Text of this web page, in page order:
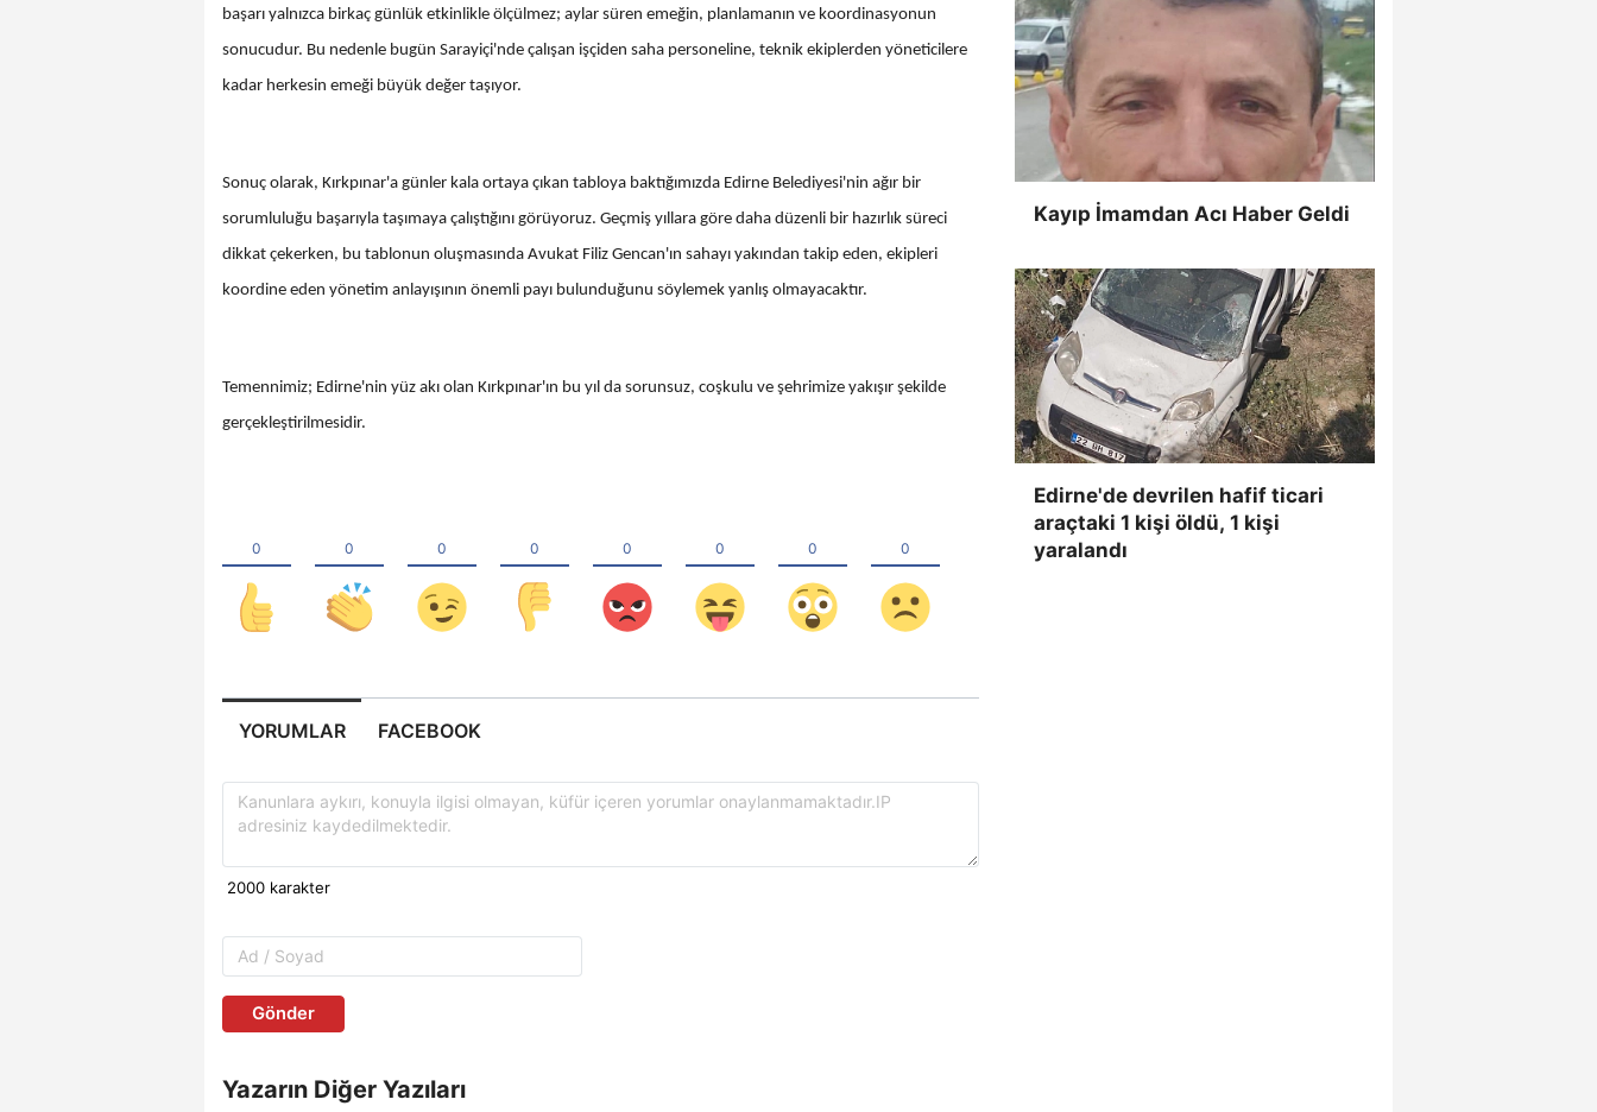
başarı yalnızca birkaç günlük etkinlikle ölçülmez; aylar süren emeğin, planlamanın ve koordinasyonun
sonucudur. Bu nedenle bugün Sarayiçi'nde çalışan işçiden saha personeline, teknik ekiplerden yöneticilere
kadar herkesin emeği büyük değer taşıyor.
Sonuç olarak, Kırkpınar'a günler kala ortaya çıkan tabloya baktığımızda Edirne Belediyesi'nin ağır bir
sorumluluğu başarıyla taşımaya çalıştığını görüyoruz. Geçmiş yıllara göre daha düzenli bir hazırlık süreci
dikkat çekerken, bu tablonun oluşmasında Avukat Filiz Gencan'ın sahayı yakından takip eden, ekipleri
koordine eden yönetim anlayışının önemli payı bulunduğunu söylemek yanlış olmayacaktır.
Temennimiz; Edirne'nin yüz akı olan Kırkpınar'ın bu yıl da sorunsuz, coşkulu ve şehrimize yakışır şekilde
gerçekleştirilmesidir.
YORUMLAR FACEBOOK
Gönder
Yazarın Diğer Yazıları
Kayıp İmamdan Acı Haber Geldi
Edirne'de devrilen hafif ticari
araçtaki 1 kişi öldü, 1 kişi
yaralandı